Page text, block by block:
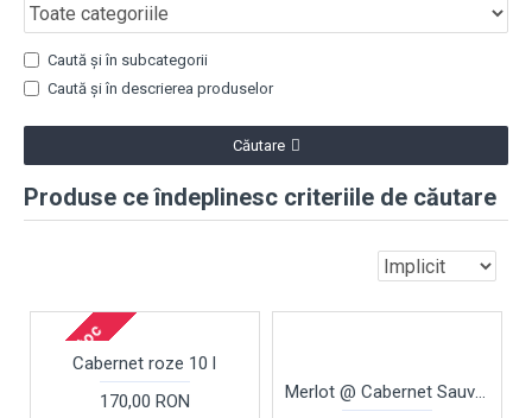
Caută și în subcategorii
Caută și în descrierea produselor
Căutare
Produse ce îndeplinesc criteriile de căutare
Fara stoc
Cabernet roze 10 l
170,00 RON
Merlot @ Cabernet Sauvignon cutie 5 l